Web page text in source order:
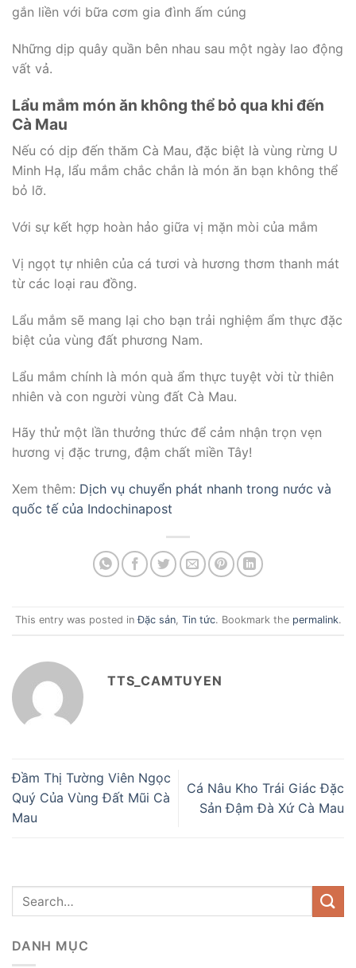
gắn liền với bữa cơm gia đình ấm cúng
Những dịp quây quần bên nhau sau một ngày lao động
vất vả.
Lẩu mắm món ăn không thể bỏ qua khi đến
Cà Mau
Nếu có dịp đến thăm Cà Mau, đặc biệt là vùng rừng U
Minh Hạ, lẩu mắm chắc chắn là món ăn bạn không thể
bỏ lỡ.
Với sự kết hợp hoàn hảo giữa vị mặn mòi của mắm
Vị ngọt tự nhiên của cá tươi và hương thơm thanh mát
từ các loại rau đồng.
Lẩu mắm sẽ mang lại cho bạn trải nghiệm ẩm thực đặc
biệt của vùng đất phương Nam.
Lẩu mắm chính là món quà ẩm thực tuyệt vời từ thiên
nhiên và con người vùng đất Cà Mau.
Hãy thử một lần thưởng thức để cảm nhận trọn vẹn
hương vị đặc trưng, đậm chất miền Tây!
Xem thêm: Dịch vụ chuyển phát nhanh trong nước và
quốc tế của Indochinapost
This entry was posted inĐặc sản, Tin tức. Bookmark the permalink.
TTS_CAMTUYEN
Đầm Thị Tường Viên Ngọc
Quý Của Vùng Đất Mũi Cà
Mau
Cá Nâu Kho Trái Giác Đặc
Sản Đậm Đà Xứ Cà Mau
DANH MỤC